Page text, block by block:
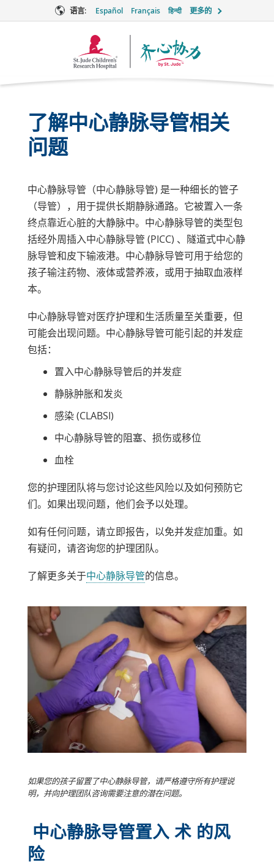
语言: Español Français हिन्दी 更多的
Together
了解中心静脉导管相关
问题
中心静脉导管（中心静脉导管) 是一种细长的管子
（导管），用于提供长期静脉通路。它被置入一条
终点靠近心脏的大静脉中。中心静脉导管的类型包
括经外周插入中心静脉导管 (PICC) 、隧道式中心静
脉导管和皮下输液港。中心静脉导管可用于给您的
孩子输注药物、液体或营养液，或用于抽取血液样
本。
中心静脉导管对医疗护理和生活质量至关重要，但
可能会出现问题。中心静脉导管可能引起的并发症
包括：
置入中心静脉导管后的并发症
静脉肿胀和发炎
感染 (CLABSI)
中心静脉导管的阻塞、损伤或移位
血栓
您的护理团队将与您讨论这些风险以及如何预防它
们。如果出现问题，他们会予以处理。
如有任何问题，请立即报告，以免并发症加重。如
有疑问，请咨询您的护理团队。
了解更多关于中心静脉导管的信息。
如果您的孩子留置了中心静脉导管，请严格遵守所有护理说
明，并向护理团队咨询需要注意的潜在问题。
中心静脉导管置入 术 的风
险